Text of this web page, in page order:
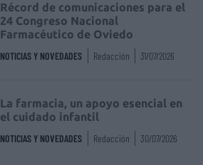
Récord de comunicaciones para el
24 Congreso Nacional
Farmacéutico de Oviedo
NOTICIAS Y NOVEDADES Redacción 31/07/2026
La farmacia, un apoyo esencial en
el cuidado infantil
NOTICIAS Y NOVEDADES Redacción 30/07/2026